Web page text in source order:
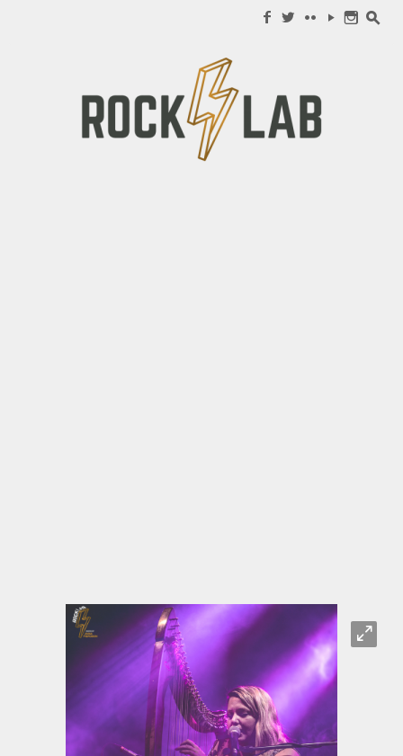
f w c y n s
O